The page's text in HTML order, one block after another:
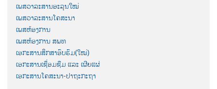
ເພສວາລະສານອະລຸນໃໝ່
ເພສວາລະສານໂຄສະນາ
ເພສຫ້ອງການ
ເພສຫ້ອງການ ສພທ
ເອກະສານສຶກສາອົບຮົມ(ໃໝ່)
ເອກະສານເຊື່ອມຊືມ ແລະ ເຜີຍແຜ່
ເອກະສານໂຄສະນາ-ປາຖະກະຖາ